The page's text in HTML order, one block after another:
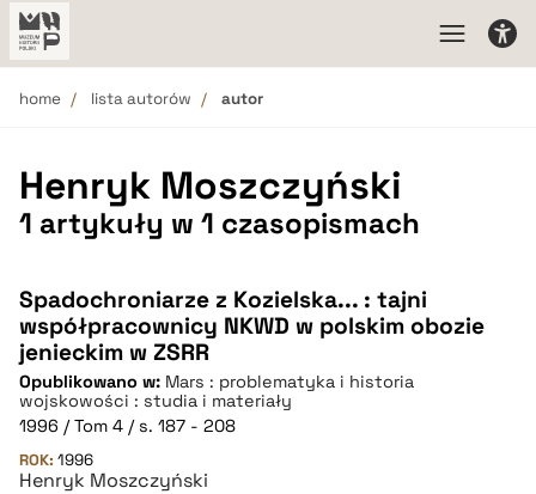
home lista autorów autor
Henryk Moszczyński
1 artykuły w 1 czasopismach
Spadochroniarze z Kozielska... : tajni
współpracownicy NKWD w polskim obozie
jenieckim w ZSRR
Opublikowano w: Mars : problematyka i historia
wojskowości : studia i materiały
1996 / Tom 4 / s. 187 - 208
ROK: 1996
Henryk Moszczyński